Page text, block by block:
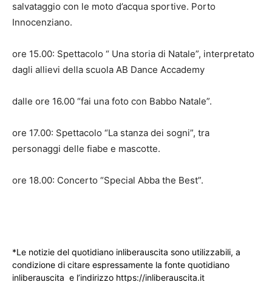
salvataggio con le moto d’acqua sportive. Porto
Innocenziano.​
ore 15.00: Spettacolo “ Una storia di Natale”, interpretato
dagli allievi della scuola​ AB Dance Accademy​
dalle ore 16.00 “fai una foto con Babbo Natale”.
ore 17.00: Spettacolo​ “La stanza dei sogni”,​ tra
personaggi delle fiabe e mascotte.​
ore 18.00: Concerto “Special Abba the Best”.
*Le notizie del quotidiano inliberauscita sono utilizzabili, a
condizione di citare espressamente la fonte quotidiano
inliberauscita e l’indirizzo https://inliberauscita.it